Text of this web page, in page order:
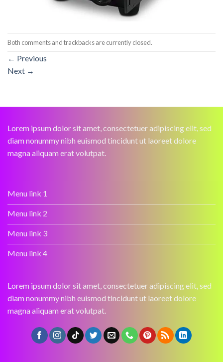
Both comments and trackbacks are currently closed.
← Previous
Next →
Lorem ipsum dolor sit amet, consectetuer adipiscing elit, sed
diam nonummy nibh euismod tincidunt ut laoreet dolore
magna aliquam erat volutpat.
Menu link 1
Menu link 2
Menu link 3
Menu link 4
Lorem ipsum dolor sit amet, consectetuer adipiscing elit, sed
diam nonummy nibh euismod tincidunt ut laoreet dolore
magna aliquam erat volutpat.